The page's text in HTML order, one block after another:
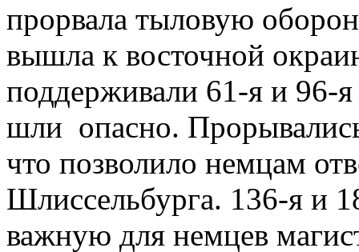
прорвала тыловую
вышла к восточной
поддерживали 61-я и 96-
шли опасно.
что позволило немцам
Шлиссельбурга. 136-я и
важную для немцев